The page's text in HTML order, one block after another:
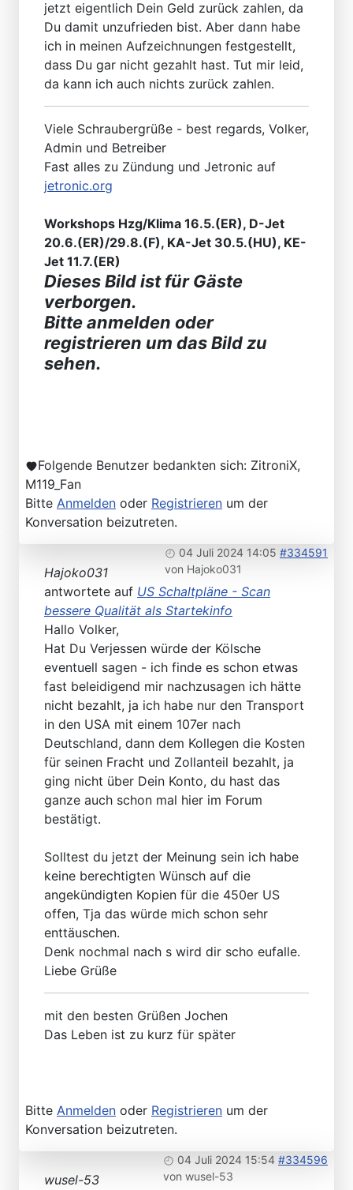
jetzt eigentlich Dein Geld zurück zahlen, da
Du damit unzufrieden bist. Aber dann habe
ich in meinen Aufzeichnungen festgestellt,
dass Du gar nicht gezahlt hast. Tut mir leid,
da kann ich auch nichts zurück zahlen.
Viele Schraubergrüße - best regards, Volker,
Admin und Betreiber
Fast alles zu Zündung und Jetronic auf
jetronic.org
Workshops Hzg/Klima 16.5.(ER), D-Jet
20.6.(ER)/29.8.(F), KA-Jet 30.5.(HU), KE-
Jet 11.7.(ER)
Dieses Bild ist für Gäste
verborgen.
Bitte anmelden oder
registrieren um das Bild zu
sehen.
Folgende Benutzer bedankten sich: ZitroniX,
M119_Fan
Bitte Anmelden oder Registrieren um der
Konversation beizutreten.
04 Juli 2024 14:05 #334591
von Hajoko031
Hajoko031
antwortete auf US Schaltpläne - Scan
bessere Qualität als Startekinfo
Hallo Volker,
Hat Du Verjessen würde der Kölsche
eventuell sagen - ich finde es schon etwas
fast beleidigend mir nachzusagen ich hätte
nicht bezahlt, ja ich habe nur den Transport
in den USA mit einem 107er nach
Deutschland, dann dem Kollegen die Kosten
für seinen Fracht und Zollanteil bezahlt, ja
ging nicht über Dein Konto, du hast das
ganze auch schon mal hier im Forum
bestätigt.
Solltest du jetzt der Meinung sein ich habe
keine berechtigten Wünsch auf die
angekündigten Kopien für die 450er US
offen, Tja das würde mich schon sehr
enttäuschen.
Denk nochmal nach s wird dir scho eufalle.
Liebe Grüße
mit den besten Grüßen Jochen
Das Leben ist zu kurz für später
Bitte Anmelden oder Registrieren um der
Konversation beizutreten.
04 Juli 2024 15:54 #334596
von wusel-53
wusel-53